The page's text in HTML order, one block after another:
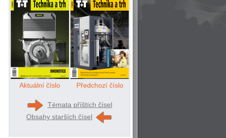
Aktuální číslo Předchozí číslo
Témata příštích čísel
Obsahy starších čísel